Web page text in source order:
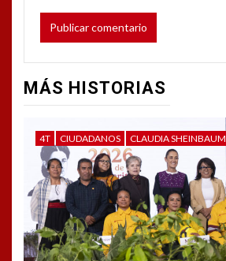
MÁS HISTORIAS
4T CIUDADANOS CLAUDIA SHEINBAUM